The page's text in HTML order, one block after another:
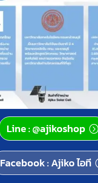
Line : @ajikoshop
Facebook : Ajiko ไอที